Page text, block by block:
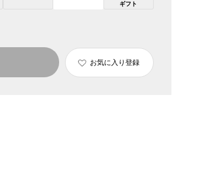
ギフト
お気に入り登録